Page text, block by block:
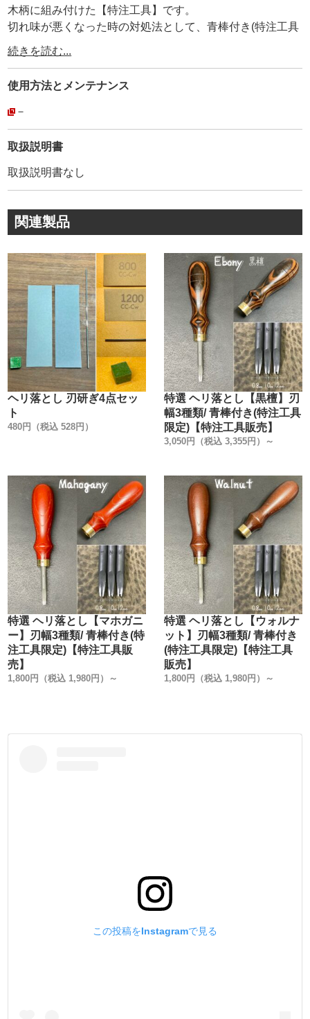
木柄に組み付けた【特注工具】です。
切れ味が悪くなった時の対処法として、青棒付き(特注工具
限定)で販売しています。
他には無い、自分だけのオリジナル工具として、是非お使
い下さい。
従来品は【最初から切れないもの】が多くありました。
初心者の方は、ヘリ落としの品質はわかりません。
初めから切れないヘリ落としを使って、切れ味はこんなも
これは私達自身の体験談でもあります。
コバ面(ヘリ)の仕上がりは、作品全体の印象を左右する重
要な部分です。
2. 最初から抜群の切れ味
3. 初心者でも使える
上記の条件を満たした、へり落としはないかという思いで
開発した商品です。
弊社製造刃物は全て、1つ、1つ、実際に革で試し切りをし
て組み付けています。
その為、始めから切れない物はありませんのでご安心下さ
い。
①木柄について
黒檀のみ2本の線を入れて高級感を出しています。
②桂について
削り出しの真鍮製の桂です。
1本線のラインを入れて、デザインで引き締めています。
真鍮製の釘で、1つ、1つ手作業で組み付けています。
③弊社定番色です
特注色と比較して下さい。
続きを読む...
使用方法と メンテナンス
－
取扱説明書
取扱説明書なし
関連製品
ヘリ落とし 刃研ぎ4点セッ
ト
480円（税込 528円）
特選 ヘリ落とし【黒檀】刃
幅3種類/ 青棒付き(特注工具
限定)【特注工具販売】
3,050円（税込 3,355円）～
特選 ヘリ落とし【マホガニ
ー】刃幅3種類/ 青棒付き(特
注工具限定)【特注工具販
売】
1,800円（税込 1,980円）～
特選 ヘリ落とし【ウォルナ
ット】刃幅3種類/ 青棒付き
(特注工具限定)【特注工具
販売】
1,800円（税込 1,980円）～
この投稿をInstagramで見る